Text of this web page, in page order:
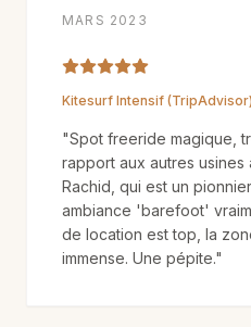
MARS 2023
Kitesurf Intensif (TripAdvisor)
"Spot freeride magique,
rapport aux autres usines
Rachid, qui est un
ambiance 'barefoot'
de location est top, la
immense. Une pépite."